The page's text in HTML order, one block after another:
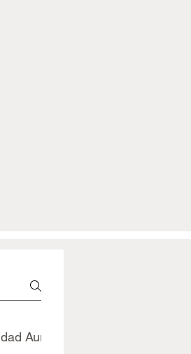
Aumentada